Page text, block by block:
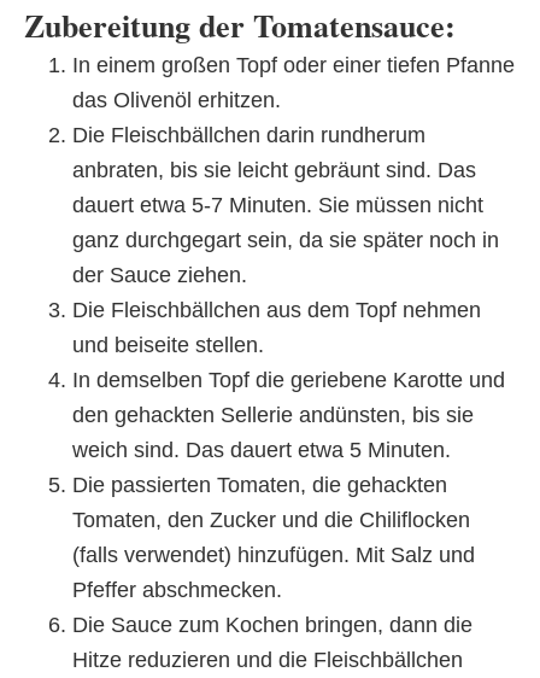
Zubereitung der Tomatensauce:
In einem großen Topf oder einer tiefen Pfanne
das Olivenöl erhitzen.
Die Fleischbällchen darin rundherum
anbraten, bis sie leicht gebräunt sind. Das
dauert etwa 5-7 Minuten. Sie müssen nicht
ganz durchgegart sein, da sie später noch in
der Sauce ziehen.
Die Fleischbällchen aus dem Topf nehmen
und beiseite stellen.
In demselben Topf die geriebene Karotte und
den gehackten Sellerie andünsten, bis sie
weich sind. Das dauert etwa 5 Minuten.
Die passierten Tomaten, die gehackten
Tomaten, den Zucker und die Chiliflocken
(falls verwendet) hinzufügen. Mit Salz und
Pfeffer abschmecken.
Die Sauce zum Kochen bringen, dann die
Hitze reduzieren und die Fleischbällchen